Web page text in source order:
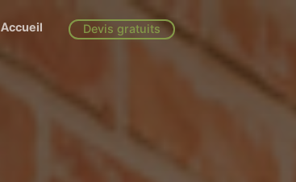
Accueil Devis gratuits